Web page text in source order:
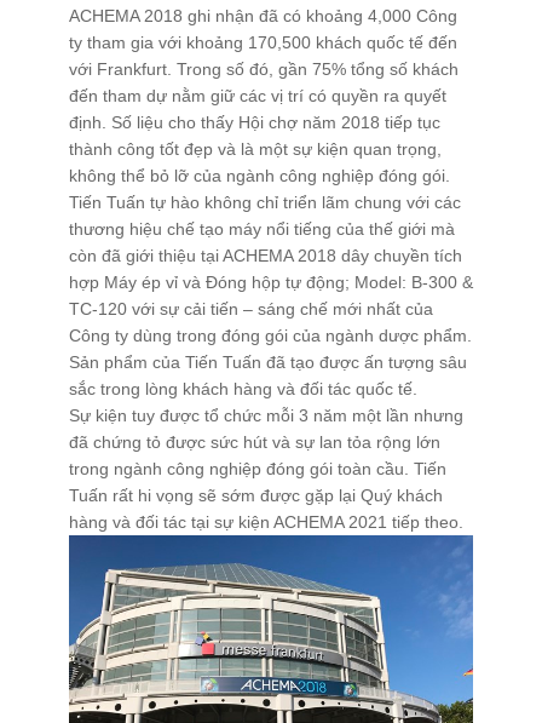
ACHEMA 2018 ghi nhận đã có khoảng 4,000 Công
ty tham gia với khoảng 170,500 khách quốc tế đến
với Frankfurt. Trong số đó, gần 75% tổng số khách
đến tham dự nằm giữ các vị trí có quyền ra quyết
định. Số liệu cho thấy Hội chợ năm 2018 tiếp tục
thành công tốt đẹp và là một sự kiện quan trọng,
không thể bỏ lỡ của ngành công nghiệp đóng gói.
Tiến Tuấn tự hào không chỉ triển lãm chung với các
thương hiệu chế tạo máy nổi tiếng của thế giới mà
còn đã giới thiệu tại ACHEMA 2018 dây chuyền tích
hợp Máy ép vỉ và Đóng hộp tự động; Model: B-300 &
TC-120 với sự cải tiến – sáng chế mới nhất của
Công ty dùng trong đóng gói của ngành dược phẩm.
Sản phẩm của Tiến Tuấn đã tạo được ấn tượng sâu
sắc trong lòng khách hàng và đối tác quốc tế.
Sự kiện tuy được tổ chức mỗi 3 năm một lần nhưng
đã chứng tỏ được sức hút và sự lan tỏa rộng lớn
trong ngành công nghiệp đóng gói toàn cầu. Tiến
Tuấn rất hi vọng sẽ sớm được gặp lại Quý khách
hàng và đối tác tại sự kiện ACHEMA 2021 tiếp theo.
DỊCH VỤ
SẢN PHẨM
Xử Lý Nguyên Liệu
Tạo Hạt Cốm
Tạo Hạt Pellet
Giải Pháp Trộn Khô
Định Hình Sản Phẩm
Đóng Gói
Trung Chuyển Nguyên Liệu
Giải Pháp Phòng Độc
Giải Pháp Vệ Sinh
Mạng Scada
Giải Pháp Trọn Gói
QUY TẮC ỨNG XỬ
MUA HÀNG